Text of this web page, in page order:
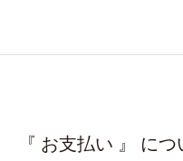
『 お支払い 』 に